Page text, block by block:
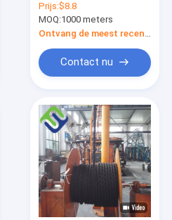
Rope Combination
48mm Bundel 8
Prijs:$8.8
MOQ:1000 meters
Contact nu